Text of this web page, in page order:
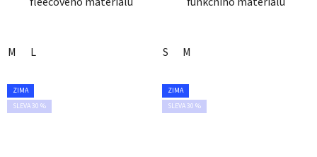
M L S M
ZIMA
SLEVA 30 %
ZIMA
SLEVA 30 %